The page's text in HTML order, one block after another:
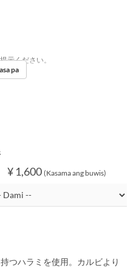
示ください。
pa
¥ 1,600 (Kasama ang buwis)
つハラミを使用。カルビより